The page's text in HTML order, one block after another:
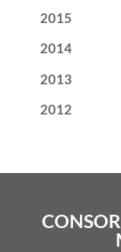
2015
2014
2013
2012